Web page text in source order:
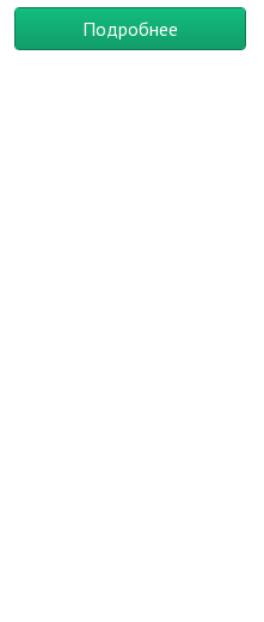
Подробнее